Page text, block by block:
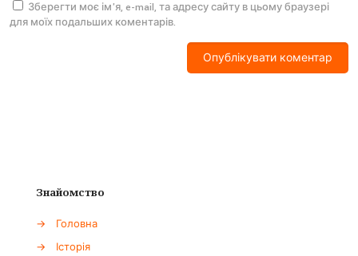
Зберегти моє ім'я, e-mail, та адресу сайту в цьому браузері
для моїх подальших коментарів.
Знайомство
→
Головна
→
Історія